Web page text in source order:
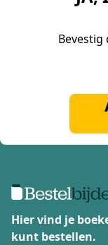
Bevestig
Hier vind je
kunt bestellen.